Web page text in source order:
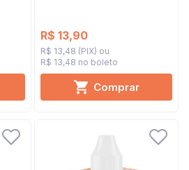
R$ 13,90
R$ 13,48 (PIX)
R$ 13,48 no boleto
Comprar